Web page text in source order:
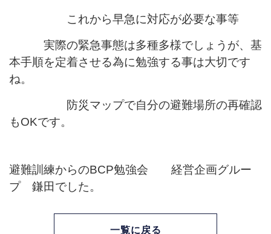
これから早急に対応が必要な事等
実際の緊急事態は多種多様でしょうが、基
本手順を定着させる為に勉強する事は大切です
ね。
防災マップで自分の避難場所の再確認
もOKです。
避難訓練からのBCP勉強会 経営企画グルー
プ 鎌田でした。
一覧に戻る